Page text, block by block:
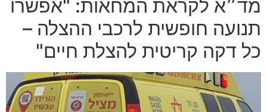
מד״א לקראת המחאות: "אפשרו
תנועה חופשית לרכבי ההצלה –
כל דקה קריטית להצלת חיים"